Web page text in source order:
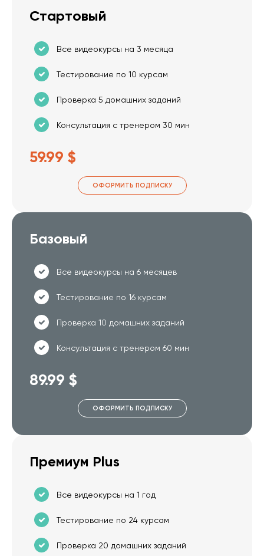
Стартовый
Все видеокурсы на 3 месяца
Тестирование по 10 курсам
Проверка 5 домашних заданий
Консультация с тренером 30 мин
59.99 $
ОФОРМИТЬ ПОДПИСКУ
Базовый
Все видеокурсы на 6 месяцев
Тестирование по 16 курсам
Проверка 10 домашних заданий
Консультация с тренером 60 мин
89.99 $
ОФОРМИТЬ ПОДПИСКУ
Премиум Plus
Все видеокурсы на 1 год
Тестирование по 24 курсам
Проверка 20 домашних заданий